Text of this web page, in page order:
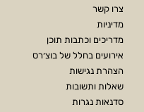
צרו קשר
מדיניות
מדריכים וכתבות תוכן
אירועים בחלל של בוצ׳רס
הצהרת נגישות
שאלות ותשובות
סדנאות נגרות